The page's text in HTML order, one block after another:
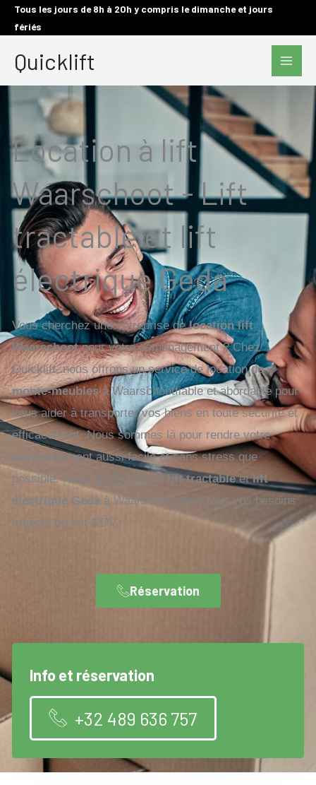
AllerTous les jours de 8h à 20h y compris le dimanche et jours
fériés
Quicklift
Main
Location à lift
Waarschoot - Lift
tractable et lift
électrique Geda
Vous cherchez une entreprise delocation lift
Waarschootpour votre déménagement ? Chez
Quicklift, nous offrons un service de location de
monte-meublesà Waarschootfiable et abordable pour
vous aider à transporter vos biens en toute sécurité et
efficacement. Nous sommes là pour rendre votre
déménagement aussi facile et sans stress que
possible. Nous disposons delift tractableetlift
électrique Gedaà Waarschoot pour tous vos besoins
urgents ou sur RDV.
Réservation
Info et réservation
+32 489 636 757